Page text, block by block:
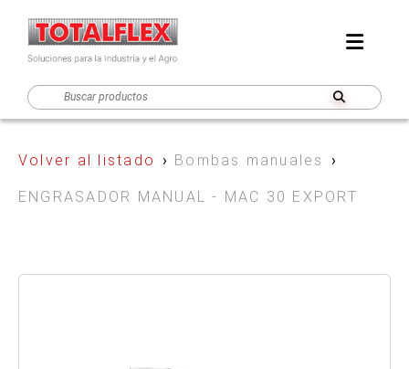
Volver al listado › Bombas manuales ›
ENGRASADOR MANUAL - MAC 30 EXPORT